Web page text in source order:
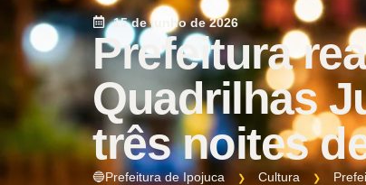
15 de junho de 2026
Prefeitura
Quadrilhas
três noites
🔵Prefeitura de Ipojuca Cultura